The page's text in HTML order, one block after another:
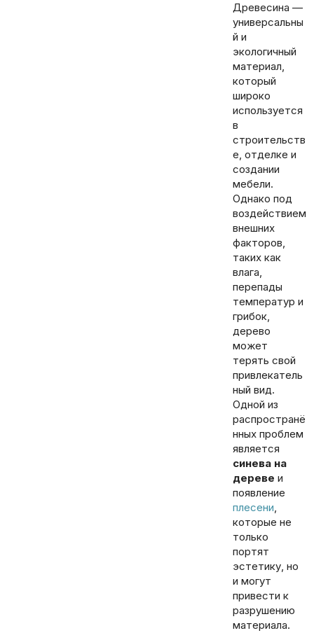
Древесина —
универсальны
й и
экологичный
материал,
который
широко
используется
в
строительств
е, отделке и
создании
мебели.
Однако под
воздействием
внешних
факторов,
таких как
влага,
перепады
температур и
грибок,
дерево
может
терять свой
привлекатель
ный вид.
Одной из
распространё
нных проблем
является
синева на
дереве и
появление
плесени,
которые не
только
портят
эстетику, но
и могут
привести к
разрушению
материала.